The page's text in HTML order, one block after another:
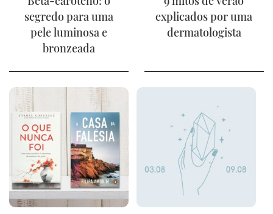
segredo para uma
pele luminosa e
bronzeada
explicados por uma
dermatologista